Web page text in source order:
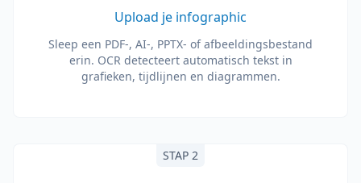
Upload je infographic
Sleep een PDF-, AI-, PPTX- of afbeeldingsbestand
erin. OCR detecteert automatisch tekst in
grafieken, tijdlijnen en diagrammen.
STAP 2